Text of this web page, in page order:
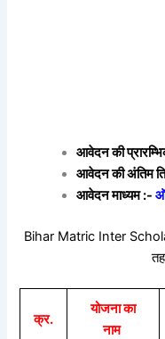
आवेदन की
आवेदन की अंतिम
आवेदन माध्यम :-
Bihar Matric Inter
क्र.
योजना का
नाम